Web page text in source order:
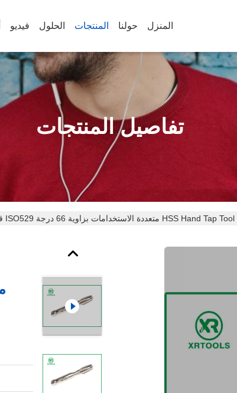
المنزل حولنا المنتجات الحلول فيديو
تفاصيل المنتجات